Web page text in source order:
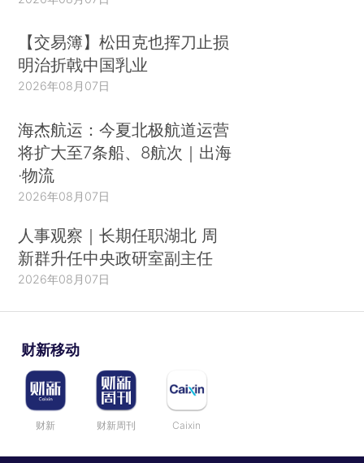
【交易簿】松田克也挥刀止损
明治折戟中国乳业
2026年08月07日
海杰航运：今夏北极航道运营
将扩大至7条船、8航次｜出海
·物流
2026年08月07日
人事观察｜长期任职湖北 周
新群升任中央政研室副主任
2026年08月07日
财新移动
财新 财新周刊 Caixin